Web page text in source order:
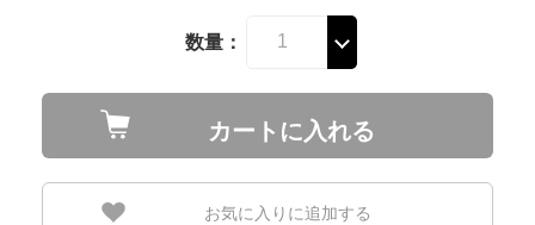
数量：
カートに入れる
お気に入りに追加する